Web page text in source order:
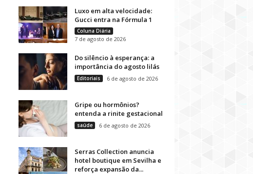
Luxo em alta velocidade:
Gucci entra na Fórmula 1
Coluna Diária
7 de agosto de 2026
Do silêncio à esperança: a
importância do agosto lilás
Editoriais 6 de agosto de 2026
Gripe ou hormônios?
entenda a rinite gestacional
saúde 6 de agosto de 2026
Serras Collection anuncia
hotel boutique em Sevilha e
reforça expansão da...